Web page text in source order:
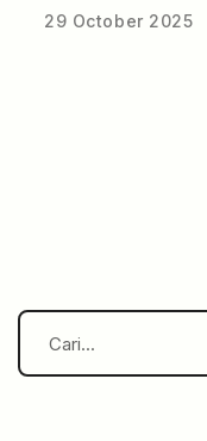
29 October 2025